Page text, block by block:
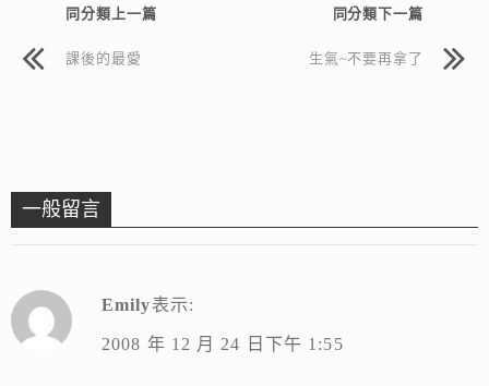
同分類上一篇
課後的最愛
同分類下一篇
生氣~不要再拿了
一般留言
Emily表示:
2008 年 12 月 24 日下午 1:55